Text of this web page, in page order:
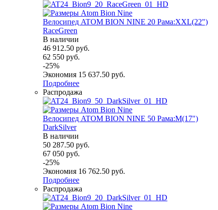
Велосипед ATOM BION NINE 20 Рама:XXL(22")
RaceGreen
В наличии
46 912.50 руб.
62 550 руб.
-25%
Экономия 15 637.50 руб.
Подробнее
Распродажа
Велосипед ATOM BION NINE 50 Рама:M(17")
DarkSilver
В наличии
50 287.50 руб.
67 050 руб.
-25%
Экономия 16 762.50 руб.
Подробнее
Распродажа